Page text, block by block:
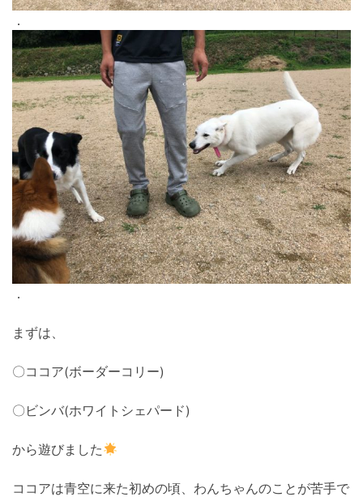
．
．
まずは、
〇ココア(ボーダーコリー)
〇ビンバ(ホワイトシェパード)
から遊びました
ココアは青空に来た初めの頃、わんちゃんのことが苦手で